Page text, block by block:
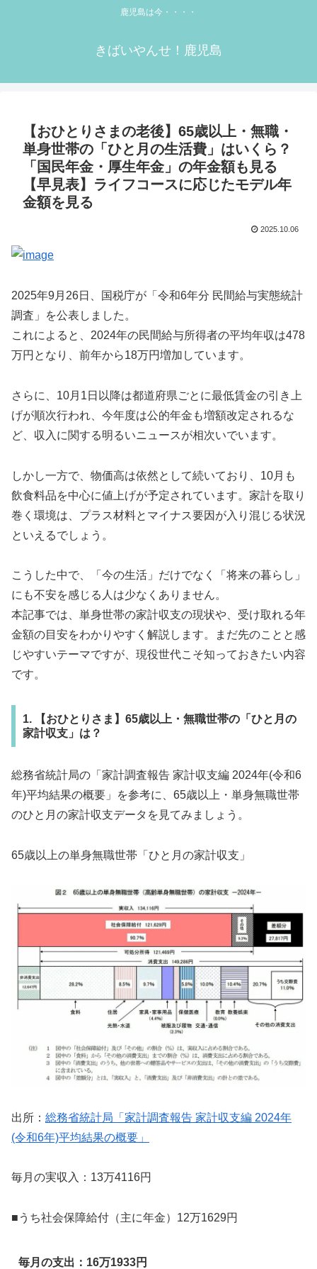
鹿児島は今・・・・
きばいやんせ！鹿児島
【おひとりさまの老後】65歳以上・無職・
単身世帯の「ひと月の生活費」はいくら？
「国民年金・厚生年金」の年金額も見る
【早見表】ライフコースに応じたモデル年
金額を見る
2025.10.06
2025年9月26日、国税庁が「令和6年分 民間給与実態統計
調査」を公表しました。
これによると、2024年の民間給与所得者の平均年収は478
万円となり、前年から18万円増加しています。
さらに、10月1日以降は都道府県ごとに最低賃金の引き上
げが順次行われ、今年度は公的年金も増額改定されるな
ど、収入に関する明るいニュースが相次いでいます。
しかし一方で、物価高は依然として続いており、10月も
飲食料品を中心に値上げが予定されています。家計を取り
巻く環境は、プラス材料とマイナス要因が入り混じる状況
といえるでしょう。
こうした中で、「今の生活」だけでなく「将来の暮らし」
にも不安を感じる人は少なくありません。
本記事では、単身世帯の家計収支の現状や、受け取れる年
金額の目安をわかりやすく解説します。まだ先のことと感
じやすいテーマですが、現役世代こそ知っておきたい内容
です。
1. 【おひとりさま】65歳以上・無職世帯の「ひと月の
家計収支」は？
総務省統計局の「家計調査報告 家計収支編 2024年(令和6
年)平均結果の概要」を参考に、65歳以上・単身無職世帯
のひと月の家計収支データを見てみましょう。
65歳以上の単身無職世帯「ひと月の家計収支」
出所： 総務省統計局「家計調査報告 家計収支編 2024年
(令和6年)平均結果の概要」
毎月の実収入：13万4116円
■うち社会保障給付（主に年金）12万1629円
毎月の支出：16万1933円